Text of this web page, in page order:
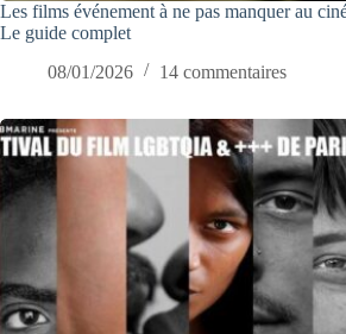
Les films événement à ne pas manquer au
Le guide complet
08/01/2026
14 commentaires